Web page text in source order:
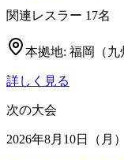
関連レスラー 17名
本拠地: 福岡（九
詳しく見る
次の大会
2026年8月10日（月